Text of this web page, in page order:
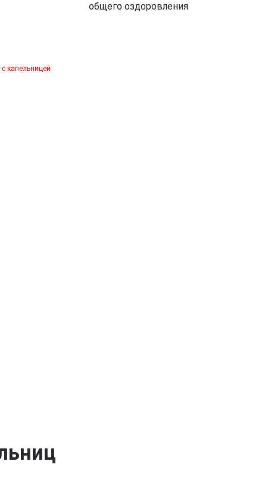
общего оздоровления